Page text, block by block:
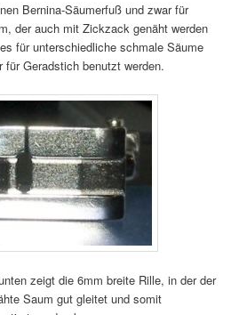
Bernina-Säumerfuß und zwar für
der auch mit Zickzack genäht werden
für unterschiedliche schmale Säume
für Geradstich benutzt werden.
zeigt die 6mm breite Rille, in der der
Saum gut gleitet und somit